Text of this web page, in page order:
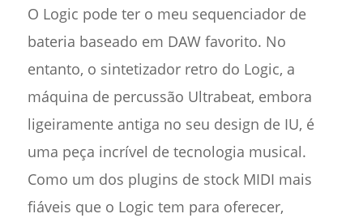
O Logic pode ter o meu sequenciador de
bateria baseado em DAW favorito. No
entanto, o sintetizador retro do Logic, a
máquina de percussão Ultrabeat, embora
ligeiramente antiga no seu design de IU, é
uma peça incrível de tecnologia musical.
Como um dos plugins de stock MIDI mais
fiáveis que o Logic tem para oferecer,